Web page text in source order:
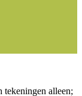
tekeningen alleen;